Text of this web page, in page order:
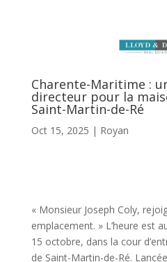
Charente-Maritime :
directeur pour la
Saint-Martin-de-Ré
Oct 15, 2025 | Royan
« Monsieur Joseph Coly,
emplacement. » L’heure est
15 octobre, dans la cour
de Saint-Martin-de-Ré.